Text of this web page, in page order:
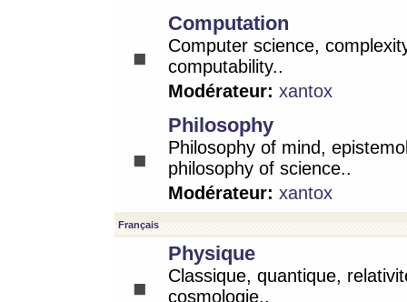
Computation
Computer science,
computability..
Modérateur: xantox
Philosophy
Philosophy of mind,
philosophy of science..
Modérateur: xantox
Français
Physique
Classique, quantique,
cosmologie..